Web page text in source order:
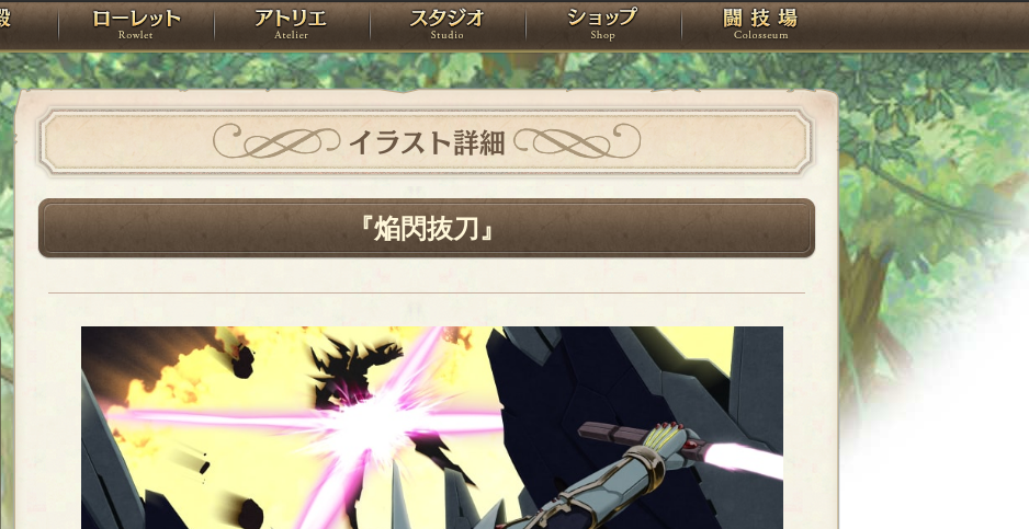
PandoraPartyProject
神殿 ローレット アトリエ スタジオ ショップ 闘技場
イラスト詳細
『焔閃抜刀』